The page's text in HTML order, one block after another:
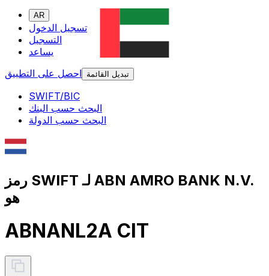
AR
تسجيل الدخول
التسجيل
يساعد
احصل على التطبيق
تبديل القائمة
SWIFT/BIC
البحث حسب البنك
البحث حسب الدولة
رمز SWIFT لـ ABN AMRO BANK N.V.
هو
ABNANL2A CIT